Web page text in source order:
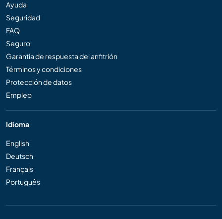
Ayuda
Seguridad
FAQ
Seguro
Garantía de respuesta del anfitrión
Términos y condiciones
Protección de datos
Empleo
Idioma
English
Deutsch
Français
Português